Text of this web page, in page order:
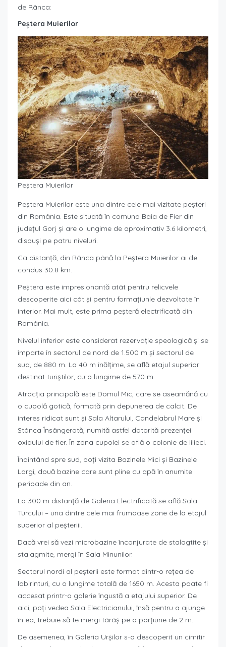
de Rânca:
Peștera Muierilor
Peștera Muierilor
Peștera Muierilor este una dintre cele mai vizitate peșteri
din România. Este situată în comuna Baia de Fier din
județul Gorj și are o lungime de aproximativ 3.6 kilometri,
dispuși pe patru niveluri.
Ca distanță, din Rânca până la Peștera Muierilor ai de
condus 30.8 km.
Peștera este impresionantă atât pentru relicvele
descoperite aici cât și pentru formațiunle dezvoltate în
interior. Mai mult, este prima peșteră electrificată din
România.
Nivelul inferior este considerat rezervație speologică și se
împarte în sectorul de nord de 1.500 m și sectorul de
sud, de 880 m. La 40 m înălțime, se află etajul superior
destinat turiștilor, cu o lungime de 570 m.
Atracția principală este Domul Mic, care se aseamănă cu
o cupolă gotică, formată prin depunerea de calcit. De
interes ridicat sunt și Sala Altarului, Candelabrul Mare și
Stânca Însângerată, numită astfel datorită prezenței
oxidului de fier. În zona cupolei se află o colonie de lilieci.
Înaintând spre sud, poți vizita Bazinele Mici și Bazinele
Largi, două bazine care sunt pline cu apă în anumite
perioade din an.
La 300 m distanță de Galeria Electrificată se află Sala
Turcului – una dintre cele mai frumoase zone de la etajul
superior al peșteriii.
Dacă vrei să vezi microbazine înconjurate de stalagtite și
stalagmite, mergi în Sala Minunilor.
Sectorul nordi al peșterii este format dintr-o rețea de
labirinturi, cu o lungime totală de 1650 m. Acesta poate fi
accesat printr-o galerie îngustă a etajului superior. De
aici, poți vedea Sala Electricianului, însă pentru a ajunge
în ea, trebuie să te mergi târâș pe o porțiune de 2 m.
De asemenea, în Galeria Urșilor s-a descoperit un cimitir